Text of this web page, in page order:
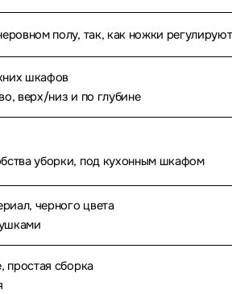
полу, так, как ножки
шкафов
верх/низ и по глубине
уборки, под кухонным шкафом
черного цвета
простая сборка